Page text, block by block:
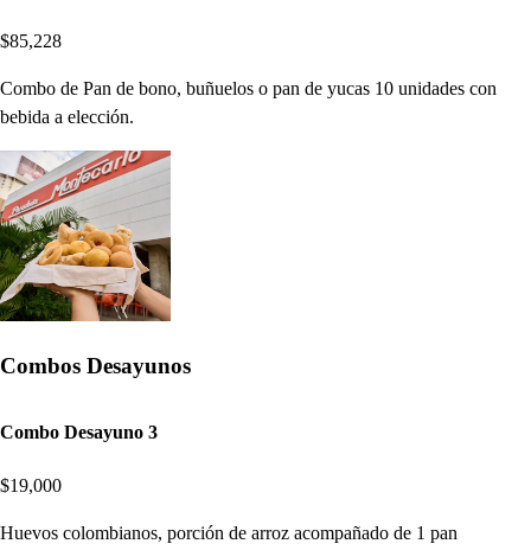
$85,228
Combo de Pan de bono, buñuelos o pan de yucas 10 unidades con
bebida a elección.
Combos Desayunos
Combo Desayuno 3
$19,000
Huevos colombianos, porción de arroz acompañado de 1 pan